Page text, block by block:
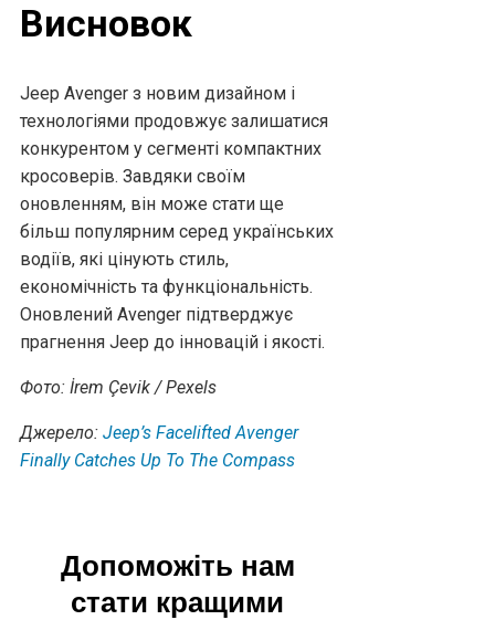
Висновок
Jeep Avenger з новим дизайном і
технологіями продовжує залишатися
конкурентом у сегменті компактних
кросоверів. Завдяки своїм
оновленням, він може стати ще
більш популярним серед українських
водіїв, які цінують стиль,
економічність та функціональність.
Оновлений Avenger підтверджує
прагнення Jeep до інновацій і якості.
Фото: İrem Çevik / Pexels
Джерело: Jeep’s Facelifted Avenger
Finally Catches Up To The Compass
Допоможіть нам
стати кращими